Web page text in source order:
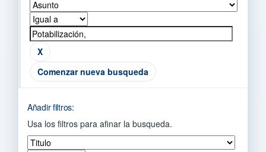
Comenzar nueva busqueda
Añadir filtros:
Usa los filtros para afinar la busqueda.